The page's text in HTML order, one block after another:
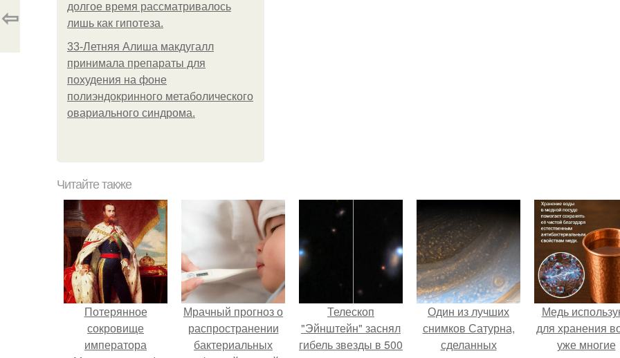
долгое время рассматривалось
лишь как гипотеза.
33-Летняя Алиша макдугалл
принимала препараты для
похудения на фоне
полиэндокринного метаболического
овариального синдрома.
⇦
Читайте также
Потерянное
сокровище
императора
Мрачный прогноз о
распространении
бактериальных
Телескоп
"Эйнштейн" заснял
гибель звезды в 500
Один из лучших
снимков Сатурна,
сделанных
Медь
для хранения
уже многие